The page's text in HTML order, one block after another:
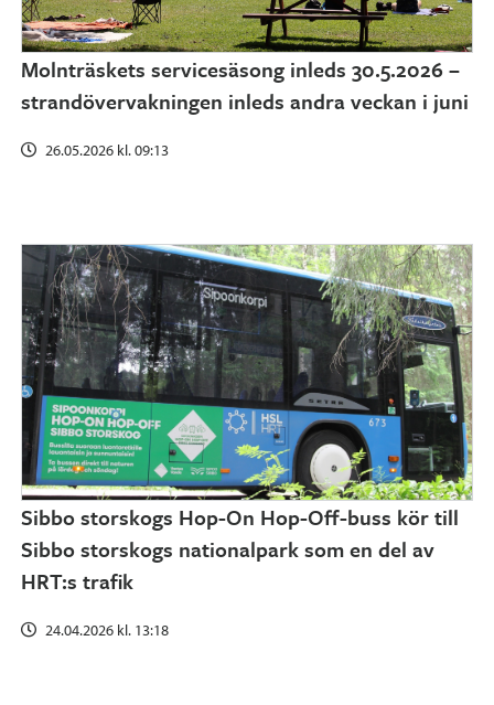
Molnträskets servicesäsong inleds 30.5.2026 –
strandövervakningen inleds andra veckan i juni
26.05.2026 kl. 09:13
Sibbo storskogs Hop-On Hop-Off-buss kör till
Sibbo storskogs nationalpark som en del av
HRT:s trafik
24.04.2026 kl. 13:18